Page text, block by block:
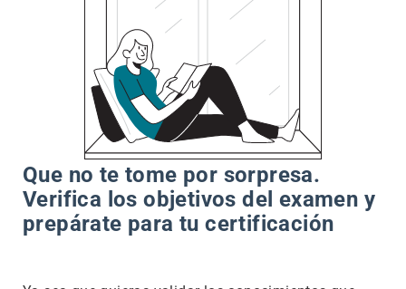
Que no te tome por sorpresa.
Verifica los objetivos del examen y
prepárate para tu certificación